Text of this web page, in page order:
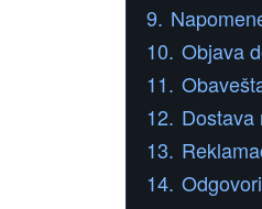
9.
10. Objava
11.
12. Dostava
13.
14.